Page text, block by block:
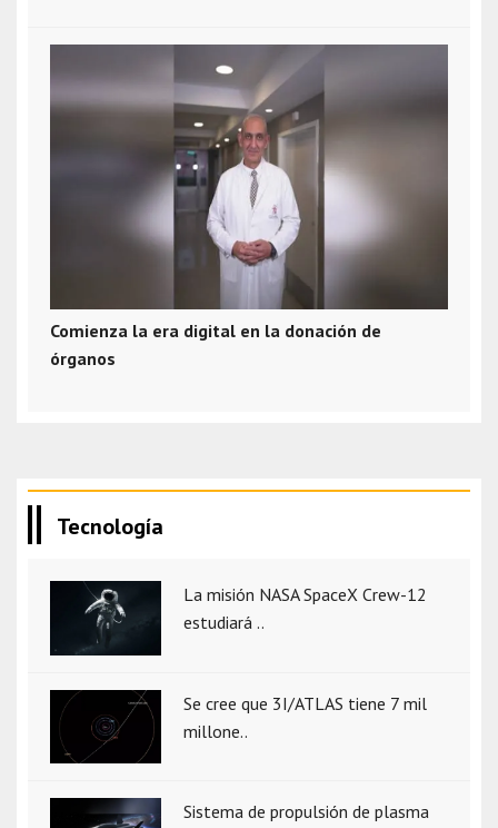
Comienza la era digital en la donación de
órganos
Tecnología
La misión NASA SpaceX Crew-12
estudiará ..
Se cree que 3I/ATLAS tiene 7 mil
millone..
Sistema de propulsión de plasma